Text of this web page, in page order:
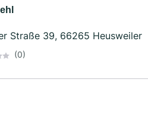
Straße 39, 66265 Heusweiler
(0)